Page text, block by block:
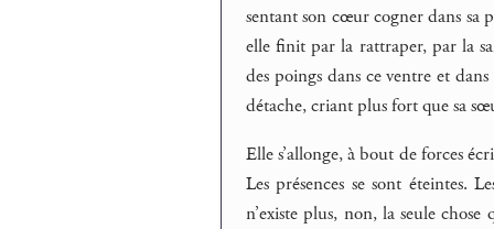
sentant son cœur cogner dans sa
elle finit par la rattraper, par la
des poings dans ce ventre et
détache, criant plus fort que sa
Elle s’allonge, à bout de forces
Les présences se sont éteintes.
n’existe plus, non, la seule